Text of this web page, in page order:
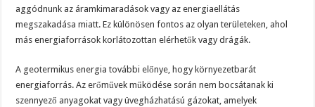
aggódnunk az áramkimaradások vagy az energiaellátás
megszakadása miatt. Ez különösen fontos az olyan területeken, ahol
más energiaforrások korlátozottan elérhetők vagy drágák.
A geotermikus energia további előnye, hogy környezetbarát
energiaforrás. Az erőművek működése során nem bocsátanak ki
szennyező anyagokat vagy üvegházhatású gázokat, amelyek